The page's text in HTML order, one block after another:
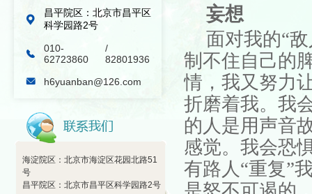
昌平院区：北京市昌平区
科学园路2号
010-
62723860
/
82801936
h6yuanban@126.com
海淀院区：北京市海淀区花园北路51
号
昌平院区：北京市昌平区科学园路2号
妄想
面对我的“
制不住自己的
情，我又努力
折磨着我。 我
的人是用声音
感觉。我会恐
有路人“重复”